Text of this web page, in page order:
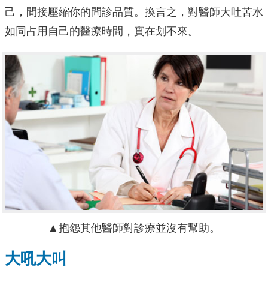
己，間接壓縮你的問診品質。換言之，對醫師大吐苦水
如同占用自己的醫療時間，實在划不來。
▲抱怨其他醫師對診療並沒有幫助。
大吼大叫